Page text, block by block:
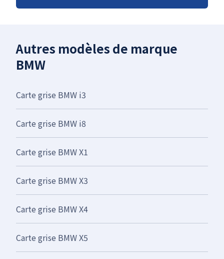
Autres modèles de marque
BMW
Carte grise BMW i3
Carte grise BMW i8
Carte grise BMW X1
Carte grise BMW X3
Carte grise BMW X4
Carte grise BMW X5